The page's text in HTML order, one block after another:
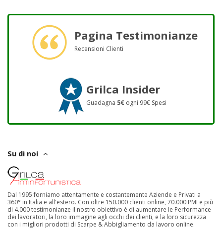
Pagina Testimonianze
Recensioni Clienti
Grilca Insider
Guadagna 5€ ogni 99€ Spesi
Su di noi
Dal 1995 forniamo attentamente e costantemente Aziende e Privati a
360° in Italia e all'estero. Con oltre 150.000 clienti online, 70.000 PMI e più
di 4.000 testimonianze il nostro obiettivo è di aumentare le Performance
dei lavoratori, la loro immagine agli occhi dei clienti, e la loro sicurezza
con i migliori prodotti di Scarpe & Abbigliamento da lavoro online.